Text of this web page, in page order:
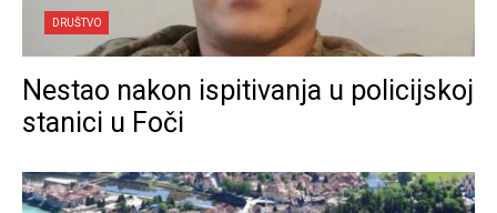
DRUŠTVO
Nestao nakon ispitivanja u policijskoj
stanici u Foči